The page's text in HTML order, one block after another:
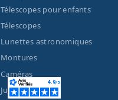
Télescopes pour enfants
Télescopes
Lunettes astronomiques
Montures
Caméras
Jumelles